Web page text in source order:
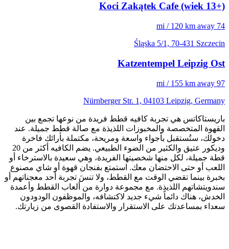
Koci Zakątek Cafe (wiek 13+)
74 mi / 120 km away
Śląska 5/1, 70-431 Szczecin
Katzentempel Leipzig Ost
97 mi / 155 km away
Nürnberger Str. 1, 04103 Leipzig, Germany
باريستاكاتس هي تجربة كافيه قطط فريدة من نوعها تجمع بين
القهوة المتخصصة والمخبوزات اللذيذة مع صالة قطط جميلة. عند
دخولك، ستُستقبل بأجواء واسعة ومريحة، مكتملة بأرائك فاخرة
وديكور عتيق والكثير من الضوء الطبيعي. يضم الكافيه أكثر من 20
قطة جميلة، لكل منها شخصيتها الفريدة، وهي سعيدة بالاسترخاء أو
اللعب أو حتى الاحتضان معك. استمتع بفنجان قهوة أو شاي مصنوع
بخبرة بينما تقضي الوقت مع القطط، ولا تنسَ تجربة أحد معجناتهم أو
سندويتشاتهم اللذيذة. مع مجموعة دوارة من ألعاب القطط وأعمدة
الخدش، هناك دائماً شيء جديد لاكتشافه، والموظفون الودودون
سعداء بمساعدتك على الاستقرار والاستفادة القصوى من زيارتك.